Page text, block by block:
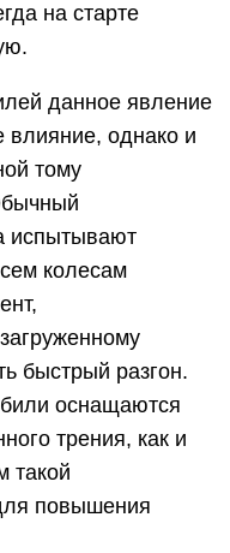
на старте
данное явление
влияние, однако и
тому
испытывают
колесам
быстрый разгон.
оснащаются
трения, как и
такой
повышения